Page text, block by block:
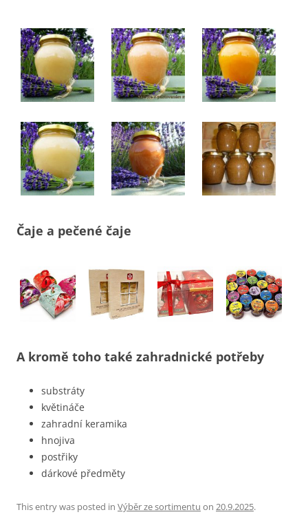
Čaje a pečené čaje
A kromě toho také zahradnické potřeby
substráty
květináče
zahradní keramika
hnojiva
postřiky
dárkové předměty
This entry was posted in Výběr ze sortimentu on 20.9.2025.